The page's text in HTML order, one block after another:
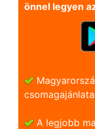
önnel legyen
A legjobb